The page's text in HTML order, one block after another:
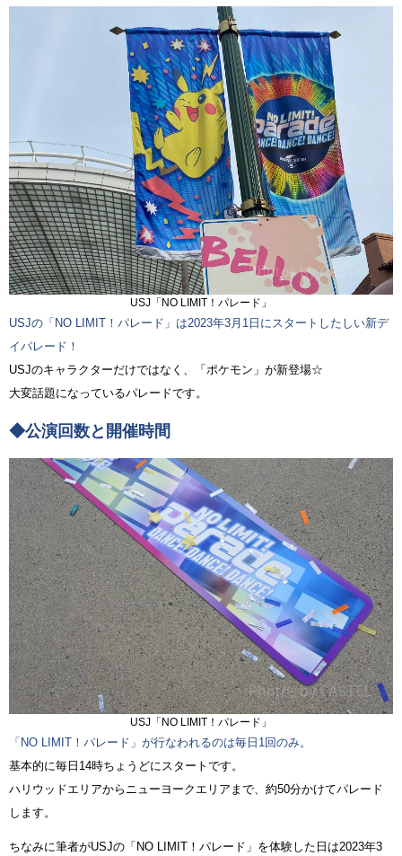
USJ「NO LIMIT！パレード」
USJの「NO LIMIT！パレード」は2023年3月1日にスタートしたしい新デ
イパレード！
USJのキャラクターだけではなく、「ポケモン」が新登場☆
大変話題になっているパレードです。
◆公演回数と開催時間
USJ「NO LIMIT！パレード」
「NO LIMIT！パレード」が行なわれるのは毎日1回のみ。
基本的に毎日14時ちょうどにスタートです。
ハリウッドエリアからニューヨークエリアまで、約50分かけてパレード
します。
ちなみに筆者がUSJの「NO LIMIT！パレード」を体験した日は2023年3